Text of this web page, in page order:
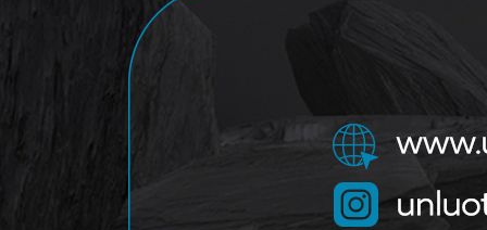
Sorunuz
KINGPISTON 18-2510313